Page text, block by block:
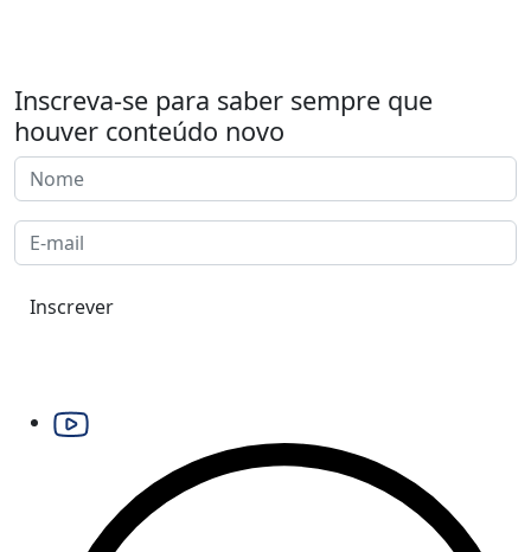
Inscreva-se para saber sempre que
houver conteúdo novo
Inscrever